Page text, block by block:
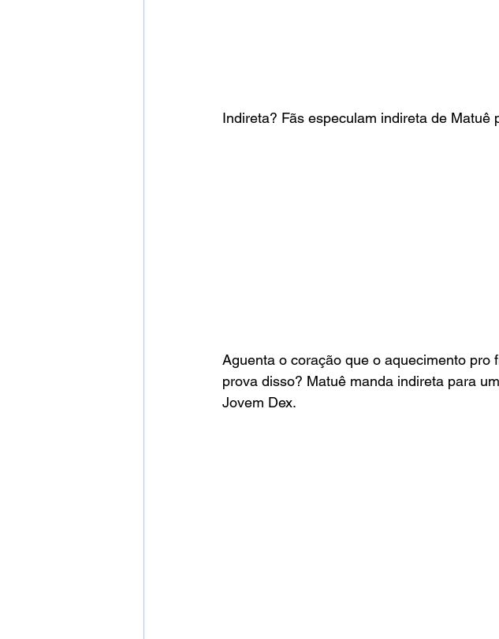
Indireta? Fãs especulam indireta de Matuê
Aguenta o coração que o aquecimento
prova disso? Matuê manda indireta para
Jovem Dex.